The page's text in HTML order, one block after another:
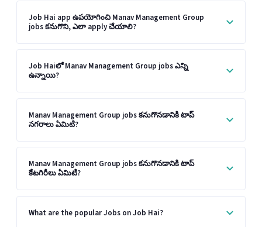
Job Hai app ఉపయోగించి Manav Management Group
jobs కనుగొని, ఎలా apply చేయాలి?
Job Haiలో Manav Management Group jobs ఎన్ని
ఉన్నాయి?
Manav Management Group jobs కనుగొనడానికి టాప్
నగరాలు ఏమిటి?
Manav Management Group jobs కనుగొనడానికి టాప్
కేటగిరీలు ఏమిటి?
What are the popular Jobs on Job Hai?